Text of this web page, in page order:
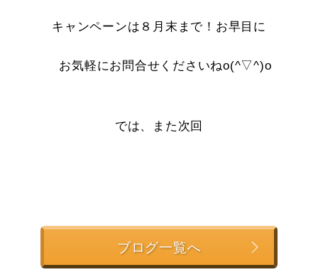
キャンペーンは８月末まで！お早目に
お気軽にお問合せくださいねo(^▽^)o
では、また次回
ブログ一覧へ